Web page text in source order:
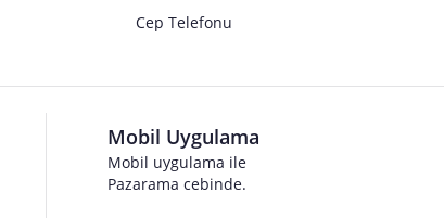
Cep Telefonu
Mobil Uygulama
Mobil uygulama ile
Pazarama cebinde.